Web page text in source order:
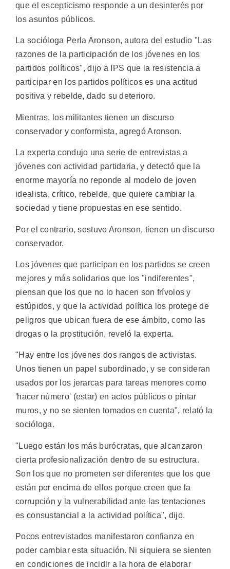
que el escepticismo responde a un desinterés por
los asuntos públicos.
La socióloga Perla Aronson, autora del estudio "Las
razones de la participación de los jóvenes en los
partidos políticos", dijo a IPS que la resistencia a
participar en los partidos políticos es una actitud
positiva y rebelde, dado su deterioro.
Mientras, los militantes tienen un discurso
conservador y conformista, agregó Aronson.
La experta condujo una serie de entrevistas a
jóvenes con actividad partidaria, y detectó que la
enorme mayoría no reponde al modelo de joven
idealista, crítico, rebelde, que quiere cambiar la
sociedad y tiene propuestas en ese sentido.
Por el contrario, sostuvo Aronson, tienen un discurso
conservador.
Los jóvenes que participan en los partidos se creen
mejores y más solidarios que los "indiferentes",
piensan que los que no lo hacen son frívolos y
estúpidos, y que la actividad política los protege de
peligros que ubican fuera de ese ámbito, como las
drogas o la prostitución, reveló la experta.
"Hay entre los jóvenes dos rangos de activistas.
Unos tienen un papel subordinado, y se consideran
usados por los jerarcas para tareas menores como
'hacer número' (estar) en actos públicos o pintar
muros, y no se sienten tomados en cuenta", relató la
socióloga.
"Luego están los más burócratas, que alcanzaron
cierta profesionalización dentro de su estructura.
Son los que no prometen ser diferentes que los que
están por encima de ellos porque creen que la
corrupción y la vulnerabilidad ante las tentaciones
es consustancial a la actividad política", dijo.
Pocos entrevistados manifestaron confianza en
poder cambiar esta situación. Ni siquiera se sienten
en condiciones de incidir a la hora de elaborar